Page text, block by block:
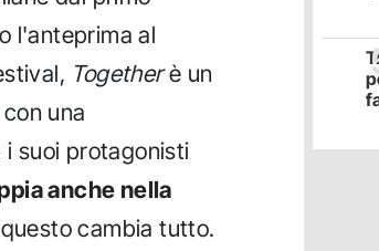
l'anteprima al
Togetherè un
con una
suoi protagonisti
anche nella
questo cambia tutto.